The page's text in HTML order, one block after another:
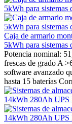
Caja de armario
5kWh para sistemas
Potencia nominal:
frescas de grado A
software avanzado
hasta 15 baterías